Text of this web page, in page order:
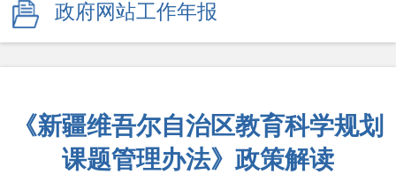
政府网站工作年报
《新疆维吾尔自治区教育科学规划
课题管理办法》政策解读